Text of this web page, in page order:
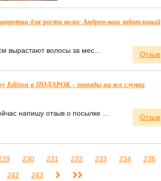
для роста волос Андреа-ваш заботливый
вырастают волосы за мес... Отзыв
Edition в ПОДАРОК - помады на все случаи
напишу отзыв о посылке ... Отзыв
230 231 232 233 234
235
242 243